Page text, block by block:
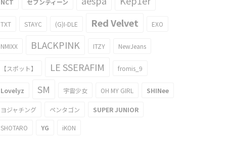
NCT セブンティーン
TXT STAYC (G)I-DLE Red Velvet EXO
NMIXX BLACKPINK ITZY NewJeans
【スポット】 LE SSERAFIM fromis_9
Lovelyz SM 宇宙少女 OH MY GIRL SHINee
ヨジャチング ペンタゴン SUPER JUNIOR
SHOTARO YG iKON